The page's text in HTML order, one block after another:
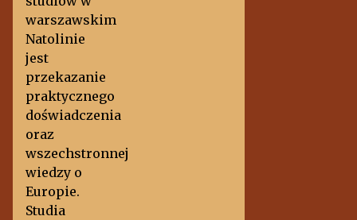
warszawskim
Natolinie
jest
przekazanie
praktycznego
doświadczenia
oraz
wszechstronnej
wiedzy o
Europie.
Studia